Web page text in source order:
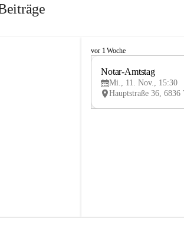
V
vor 1 Woche
Notar-Amtstag
Mi., 11. Nov., 15:30